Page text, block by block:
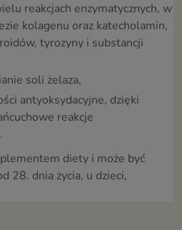
reakcjach enzymatycznych, w
kolagenu oraz katecholamin,
tyrozyny i substancji
soli żelaza,
antyoksydacyjne, dzięki
reakcje
diety i może być
28. dnia życia, u dzieci,